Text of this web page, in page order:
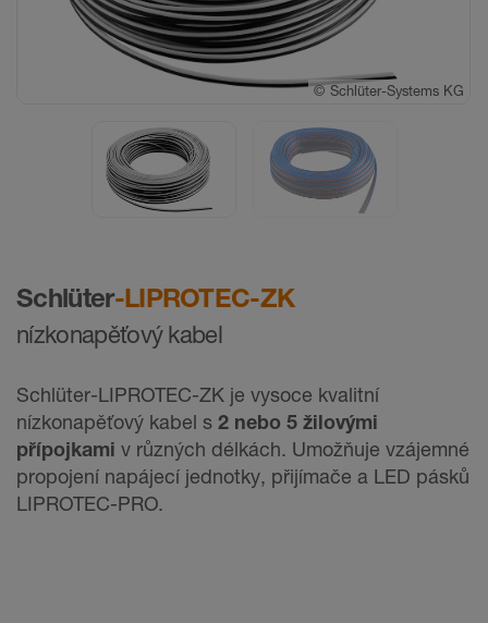
Schlüter-LIPROTEC-ZK
nízkonapěťový kabel
Schlüter-LIPROTEC-ZK je vysoce kvalitní
nízkonapěťový kabel s 2 nebo 5 žilovými
přípojkami v různých délkách. Umožňuje vzájemné
propojení napájecí jednotky, přijímače a LED pásků
LIPROTEC-PRO.
© Schlüter-Systems KG
© Schlüter-Systems KG